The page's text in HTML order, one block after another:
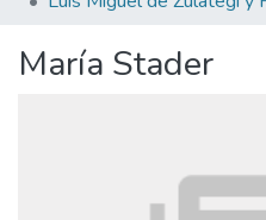
María Stader